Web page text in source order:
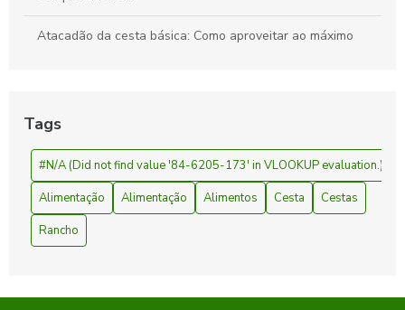
Atacadão da cesta básica: Como aproveitar ao máximo
Atacadão da Cesta Básica: Preços e Ofertas
Cesta básica atacadão é a solução ideal para economizar
nas compras do mês
Cesta básica atacadão: como economizar e garantir
qualidade na sua compra
Tags
#N/A (Did not find value '84-6205-173' in VLOOKUP evaluation.)
Alimentação
Alimentação Alimentos Cesta
Cestas
Rancho